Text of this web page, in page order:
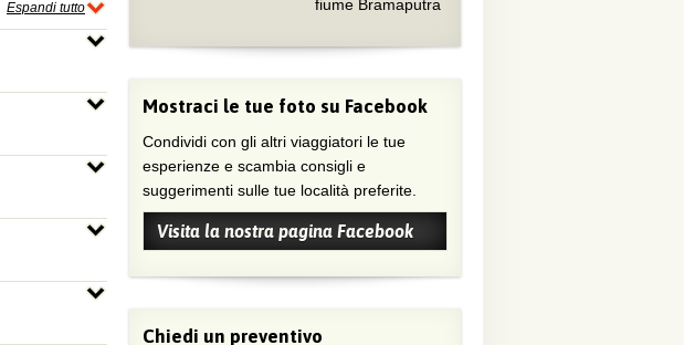
Espandi tutto
fiume Bramaputra
Mostraci le tue foto su Facebook
Condividi con gli altri viaggiatori le tue
esperienze e scambia consigli e
suggerimenti sulle tue località preferite.
Visita la nostra pagina Facebook
Chiedi un preventivo